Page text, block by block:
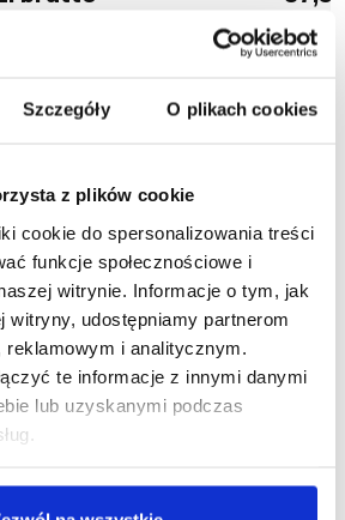
Szczegóły O plikach cookies
z plików cookie
cookie do spersonalizowania treści
funkcje społecznościowe i
witrynie. Informacje o tym, jak
witryny, udostępniamy partnerom
reklamowym i analitycznym.
te informacje z innymi danymi
lub uzyskanymi podczas
produkty